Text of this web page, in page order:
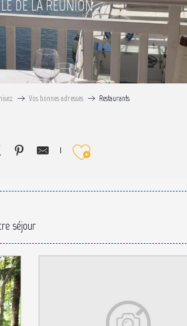
DE LA RÉUNION
Vos bonnes adresses Restaurants
séjour